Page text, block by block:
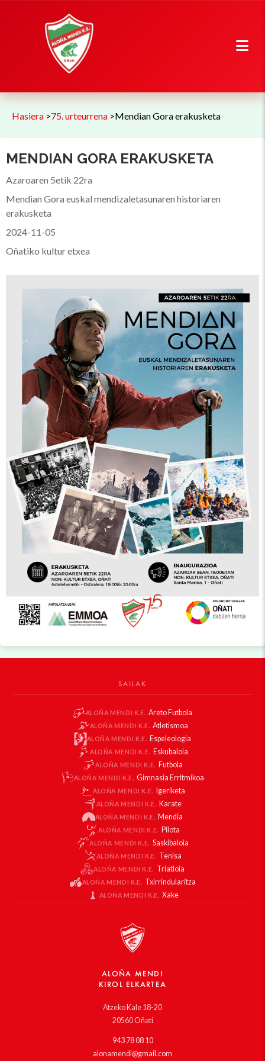
Hasiera >75. urteurrena >Mendian Gora erakusketa
MENDIAN GORA ERAKUSKETA
Azaroaren 5etik 22ra
Mendian Gora euskal mendizaletasunaren historiaren
erakusketa
2024-11-05
Oñatiko kultur etxea
SAILAK
ALOÑA MENDI K.E. Areto Futbola
ALOÑA MENDI K.E. Atletismoa
ALOÑA MENDI K.E. Espeleologia
ALOÑA MENDI K.E. Eskubaloia
ALOÑA MENDI K.E. Futbola
ALOÑA MENDI K.E. Gimnasia Erritmikoa
ALOÑA MENDI K.E. Igeriketa
ALOÑA MENDI K.E. Karate
ALOÑA MENDI K.E. Mendia
ALOÑA MENDI K.E. Pilota
ALOÑA MENDI K.E. Saskibaloia
ALOÑA MENDI K.E. Tenisa
ALOÑA MENDI K.E. Triatloia
ALOÑA MENDI K.E. Txirrindularitza
ALOÑA MENDI K.E. Xake
ALOÑA MENDI
KIROL ELKARTEA
Atzeko Kale 18-20
20560 Oñati
943 78 08 10
alonamendi@gmail.com